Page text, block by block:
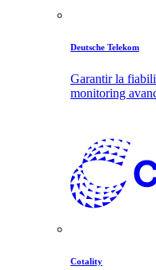
Deutsche Telekom
Garantir la
monitoring
Cotality